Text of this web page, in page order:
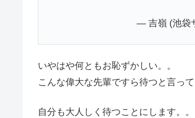
— 吉嶺 (池袋
いやはや何ともお恥ずかしい。。
こんな偉大な先輩ですら待つと言っ
自分も大人しく待つことにします。。